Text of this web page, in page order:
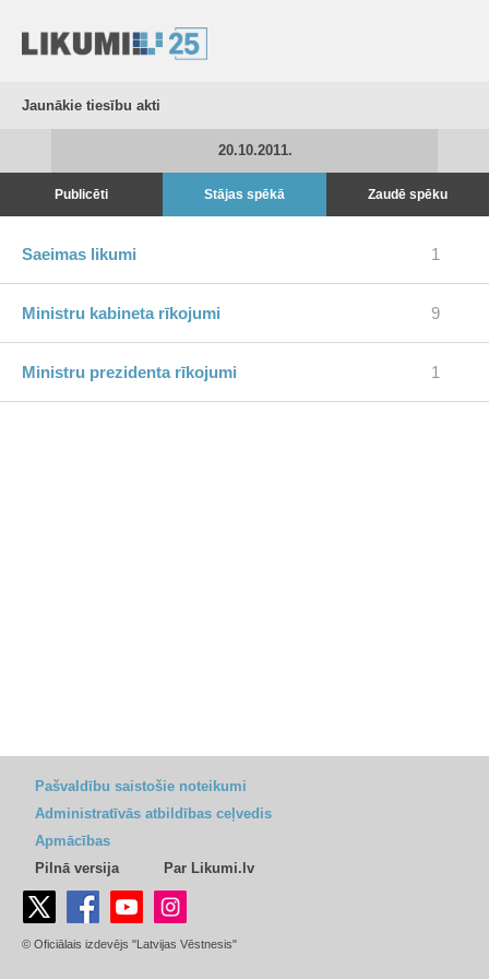
Jaunākie tiesību akti
20.10.2011.
Publicēti Stājas spēkā Zaudē spēku
Saeimas likumi 1
Ministru kabineta rīkojumi 9
Ministru prezidenta rīkojumi 1
Pašvaldību saistošie noteikumi
Administratīvās atbildības ceļvedis
Apmācības
Pilnā versija
Par Likumi.lv
© Oficiālais izdevējs "Latvijas Vēstnesis"